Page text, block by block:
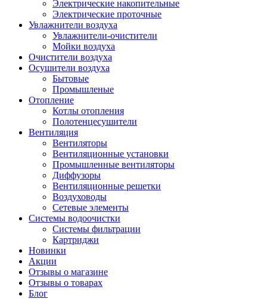
Электрические накопительные
Электрические проточные
Увлажнители воздуха
Увлажнители-очистители
Мойки воздуха
Очистители воздуха
Осушители воздуха
Бытовые
Промышленые
Отопление
Котлы отопления
Полотенцесушители
Вентиляция
Вентиляторы
Вентиляционные установки
Промышленные вентиляторы
Диффузоры
Вентиляционные решетки
Воздуховоды
Сетевые элементы
Системы водоочистки
Системы фильтрации
Картриджи
Новинки
Акции
Отзывы о магазине
Отзывы о товарах
Блог